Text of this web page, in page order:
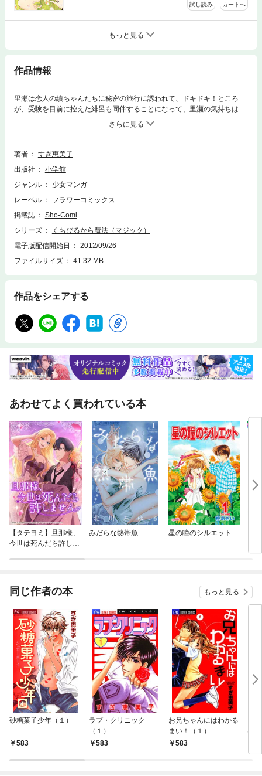
試し読み カートへ
もっと見る
作品情報
里瀬は恋人の績ちゃんたちに秘密の旅行に誘われて、ドキドキ！ところ
が、受験を目前に控えた緋呂も同伴することになって、里瀬の気持ちは揺
著者
すぎ恵美子
出版社
小学館
ジャンル
少女マンガ
レーベル
フラワーコミックス
掲載誌
Sho-Comi
シリーズ
くちびるから魔法（マジック）
電子版配信開始日
2012/09/26
ファイルサイズ
41.32 MB
作品をシェアする
あわせてよく買われている本
【タテヨミ】旦那様、
今世は死んだら許しま
みだらな熱帯魚 星の瞳のシルエット ポ
同じ作者の本 もっと見る
砂糖菓子少年（１）
583
ラブ・クリニック
（１）
583
お兄ちゃんにはわかる
まい！（１）
583
は